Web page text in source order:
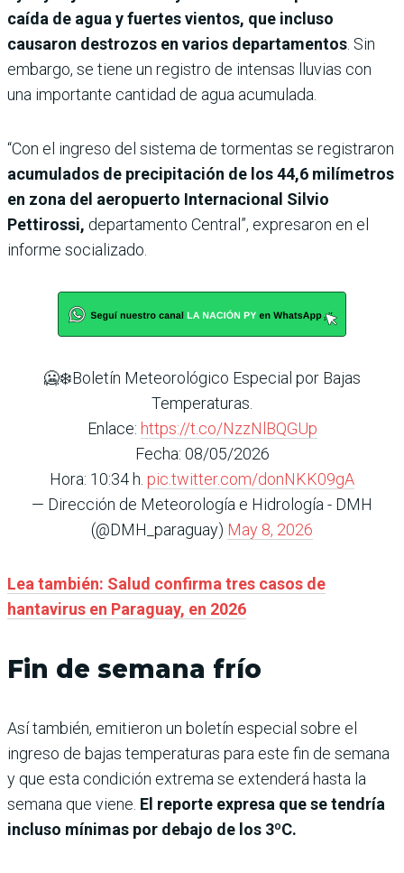
caída de agua y fuertes vientos, que incluso
causaron destrozos en varios departamentos. Sin
embargo, se tiene un registro de intensas lluvias con
una importante cantidad de agua acumulada.
“Con el ingreso del sistema de tormentas se registraron
acumulados de precipitación de los 44,6 milímetros
en zona del aeropuerto Internacional Silvio
Pettirossi, departamento Central”, expresaron en el
informe socializado.
🥶❄️Boletín Meteorológico Especial por Bajas
Temperaturas.
Enlace: https://t.co/NzzNlBQGUp
Fecha: 08/05/2026
Hora: 10:34 h. pic.twitter.com/donNKK09gA
— Dirección de Meteorología e Hidrología - DMH
(@DMH_paraguay) May 8, 2026
Lea también: Salud confirma tres casos de
hantavirus en Paraguay, en 2026
Fin de semana frío
Así también, emitieron un boletín especial sobre el
ingreso de bajas temperaturas para este fin de semana
y que esta condición extrema se extenderá hasta la
semana que viene. El reporte expresa que se tendría
incluso mínimas por debajo de los 3ºC.